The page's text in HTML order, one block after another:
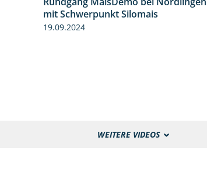
10:51
mit Schwerpunkt Silomais
19.09.2024
WEITERE VIDEOS